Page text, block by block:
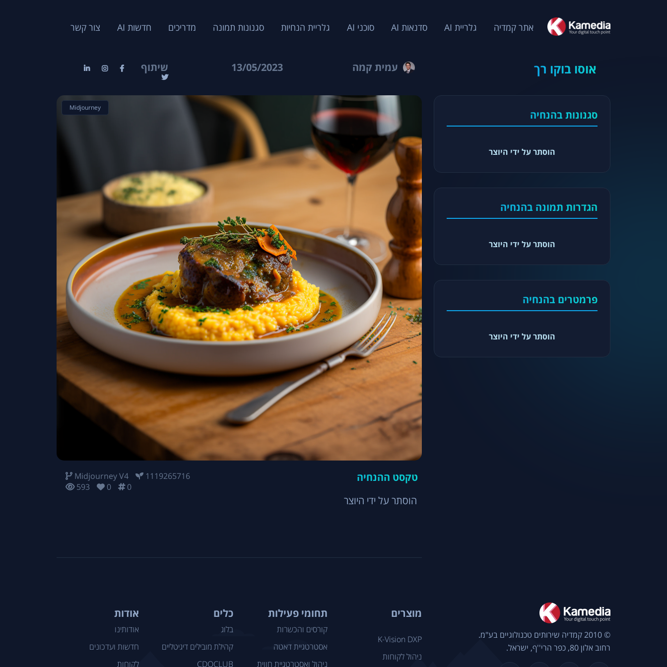
אתר קמדיה גלריית AI סדנאות AI סוכני AI גלריית הנחיות סגנונות תמונה מדריכים חדשות AI צור קשר
אוסו בוקו רך עמית קמה 13/05/2023 שיתוף
סגנונות בהנחיה
הוסתר על ידי היוצר
הגדרות תמונה בהנחיה
הוסתר על ידי היוצר
פרמטרים בהנחיה
הוסתר על ידי היוצר
Midjourney
טקסט ההנחיה Midjourney V4
1119265716
593
0 0
הוסתר על ידי היוצר
© 2010 קמדיה שירותים טכנולוגיים בע"מ.
רחוב אלון 80, כפר הרי''ף, ישראל.
מוצרים
K-Vision DXP
ניהול לקוחות
תחומי פעילות
קורסים והכשרות
אסטרטגיית דאטה
ניהול ואסטרטגיית חווית
כלים
בלוג
קהילת מובילים דיגיטליים
CDOCLUB
אודות
אודותינו
חדשות ועדכונים
לקוחות